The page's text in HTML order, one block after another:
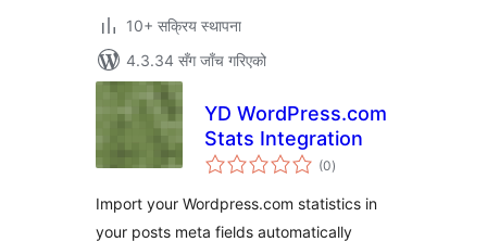
10+ सक्रिय स्थापना
4.3.34 सँग जाँच गरिएको
YD WordPress.com
Stats Integration
(0कुल
रेटिङ्गहरू
)
Import your Wordpress.com statistics in
your posts meta fields automatically